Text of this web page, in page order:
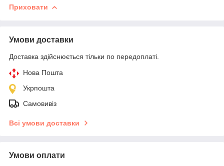
Приховати
Умови доставки
Доставка здійснюється тільки по передоплаті.
Нова Пошта
Укрпошта
Самовивіз
Всі умови доставки
Умови оплати